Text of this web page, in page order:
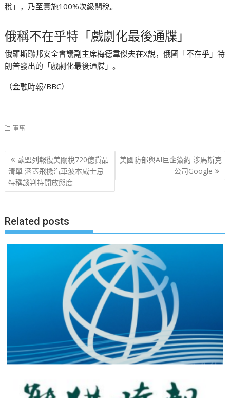
稅」，乃至實施100%次級關稅。
俄稱不在乎特「戲劇化最後通牒」
俄羅斯聯邦安全會議副主席梅德韋傑夫在X說，俄國「不在乎」特
朗普發出的「戲劇化最後通牒」。
（金融時報/BBC）
軍事
文
章
导
歐盟列報復美關稅720億貨品
清單 涵蓋飛機汽車波本威士忌
特稱談判持開放態度
美國防部與AI巨企簽約 涉馬斯克
公司Google
Related posts